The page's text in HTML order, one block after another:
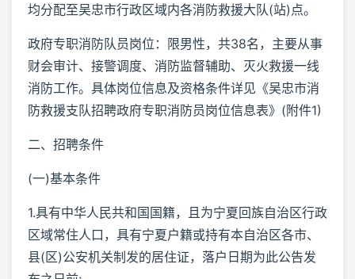
均分配至吴忠市行政区域内各消防救援大队(站)点。
政府专职消防队员岗位：限男性，共38名，主要从事
财会审计、接警调度、消防监督辅助、灭火救援一线
消防工作。具体岗位信息及资格条件详见《吴忠市消
防救援支队招聘政府专职消防员岗位信息表》(附件1)
二、招聘条件
(一)基本条件
1.具有中华人民共和国国籍，且为宁夏回族自治区行政
区域常住人口，具有宁夏户籍或持有本自治区各市、
县(区)公安机关制发的居住证，落户日期为此公告发